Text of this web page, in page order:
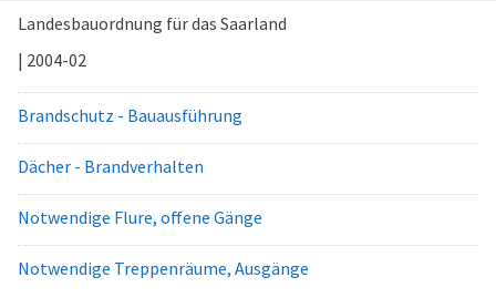
Landesbauordnung für das Saarland
| 2004-02
Brandschutz - Bauausführung
Dächer - Brandverhalten
Notwendige Flure, offene Gänge
Notwendige Treppenräume, Ausgänge